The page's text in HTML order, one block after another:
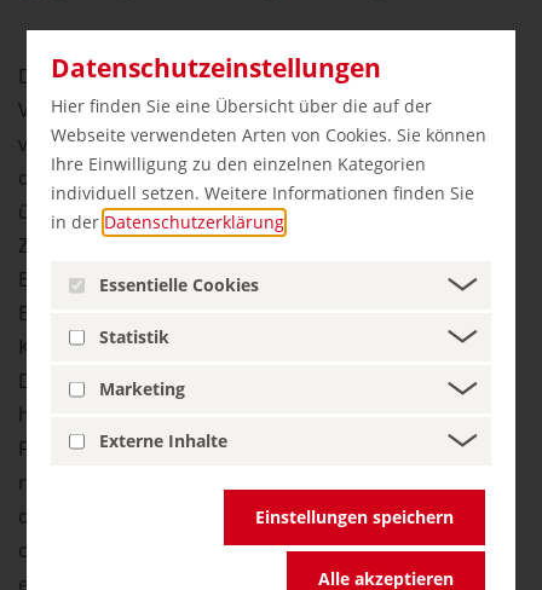
Datenschutzeinstellungen
Hier finden Sie eine Übersicht über die auf der
Webseite verwendeten Arten von Cookies. Sie können
Ihre Einwilligung zu den einzelnen Kategorien
individuell setzen. Weitere Informationen finden Sie
in der Datenschutzerklärung
Essentielle Cookies
Statistik
Marketing
Externe Inhalte
Einstellungen speichern
Alle akzeptieren
Die geographischen und klimatischen
Voraussetzungen, aber auch die belebte Geschichte
von Deutschlands unterschiedlichen Regionen prägen
die Brotkultur. Von der weltbekannten Laugenbrezel,
über gehaltvolle Vollkorn- und Mischbrote bis hin zu
Zwieback oder Pumpernickel – Deutschlands
Brotkultur hält für jeden Geschmack das passende
Brot bereit. Dabei kommen nicht nur verschiedene
Kornsorten – darunter vor allem Weizen, Roggen und
Dinkel - zum Einsatz, sondern auch über Generationen
hinweg weitergegebene Methoden zum Einsatz. Auch
Fans süßer Geschmackserlebnisse haben bei der
riesigen Auswahl von verführerischen Gebäck die Qual
der Wahl: Hamburger Franzbrötchen, Berliner Krapfen
oder der weltberühmte Dresdner Stollen sind nur
einige Beispiele.